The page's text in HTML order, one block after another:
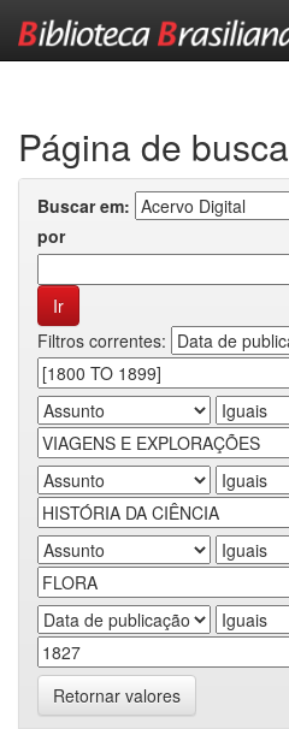
Página de busca
Buscar em:
por
Filtros correntes:
Retornar valores